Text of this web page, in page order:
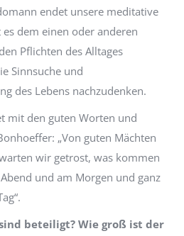
endet unsere meditative
dem einen oder anderen
Pflichten des Alltages
Sinnsuche und
des Lebens nachzudenken.
mit den guten Worten und
„Von guten Mächten
wir getrost, was kommen
und am Morgen und ganz
beteiligt? Wie groß ist der